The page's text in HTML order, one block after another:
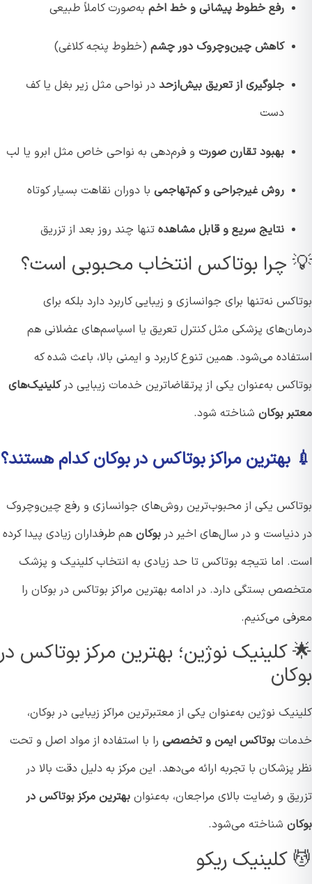
رفع خطوط پیشانی و خط اخمبه‌صورت کاملاً طبیعی
کاهش چین‌وچروک دور چشم(خطوط پنجه کلاغی)
جلوگیری از تعریق بیش‌ازحددر نواحی مثل زیر بغل یا کف
دست
بهبود تقارن صورتو فرم‌دهی به نواحی خاص مثل ابرو یا لب
روش غیرجراحی و کم‌تهاجمیبا دوران نقاهت بسیار کوتاه
نتایج سریع و قابل مشاهدهتنها چند روز بعد از تزریق
چرا بوتاکس انتخاب محبوبی است؟
نه‌تنها برای جوانسازی و زیبایی کاربرد دارد بلکه برای
پزشکی مثل کنترل تعریق یا اسپاسم‌های عضلانی هم
می‌شود. همین تنوع کاربرد و ایمنی بالا، باعث شده که
به‌عنوان یکی از پرتقاضاترین خدمات زیبایی در کلینیک‌های
بوکانشناخته شود.
مراکز بوتاکس در بوکان کدام هستند؟
یکی از محبوب‌ترین روش‌های جوانسازی و رفع چین‌وچروک
و در سال‌های اخیر در بوکانهم طرفداران زیادی پیدا کرده
اما نتیجه بوتاکس تا حد زیادی به انتخاب کلینیک و پزشک
بستگی دارد. در ادامه بهترین مراکز بوتاکس در بوکان را
می‌کنیم.
نوژین؛ بهترین مرکز بوتاکس در
نوژین به‌عنوان یکی از معتبرترین مراکز زیبایی در بوکان،
بوتاکس ایمن و تخصصیرا با استفاده از مواد اصل و تحت
پزشکان با تجربه ارائه می‌دهد. این مرکز به دلیل دقت بالا در
و رضایت بالای مراجعان، به‌عنوانبهترین مرکز بوتاکس در
شناخته می‌شود.
کلینیک ریکو